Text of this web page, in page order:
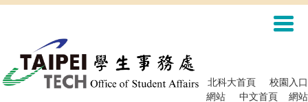
內
容
北科大首頁
校園入口
網站
中文首頁
網站